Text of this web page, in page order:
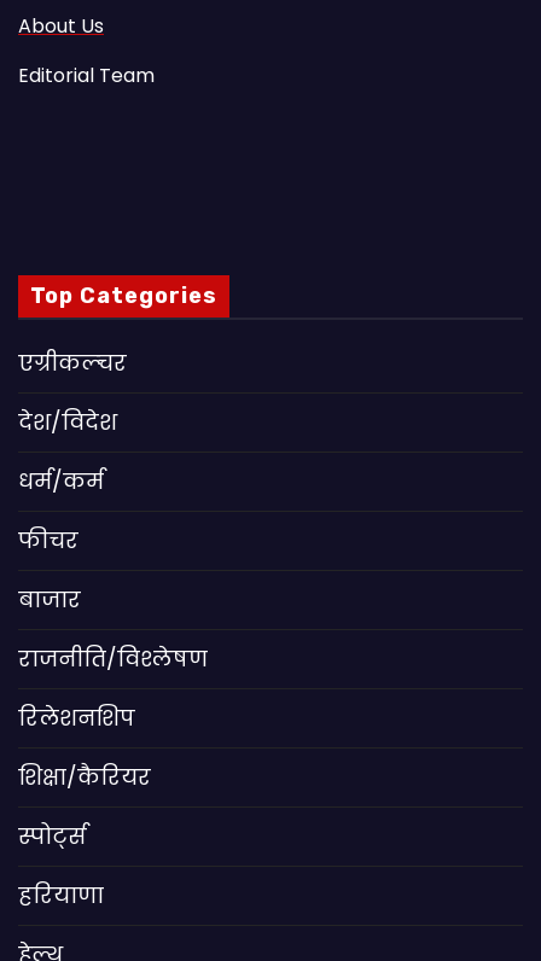
About Us
Editorial Team
Top Categories
एग्रीकल्चर
देश/विदेश
धर्म/कर्म
फीचर
बाजार
राजनीति/विश्लेषण
रिलेशनशिप
शिक्षा/कैरियर
स्पोर्ट्स
हरियाणा
हेल्थ